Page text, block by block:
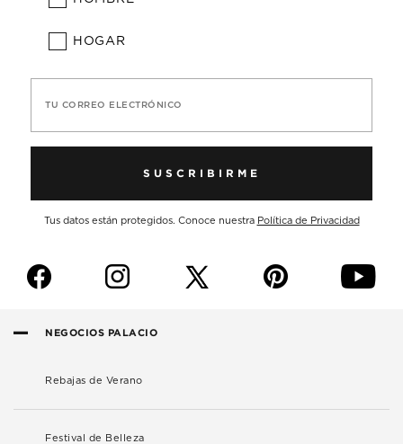
HOGAR
TU CORREO ELECTRÓNICO
SUSCRIBIRME
Tus datos están protegidos. Conoce nuestra Política de Privacidad
f i p y
NEGOCIOS PALACIO
Rebajas de Verano
Festival de Belleza